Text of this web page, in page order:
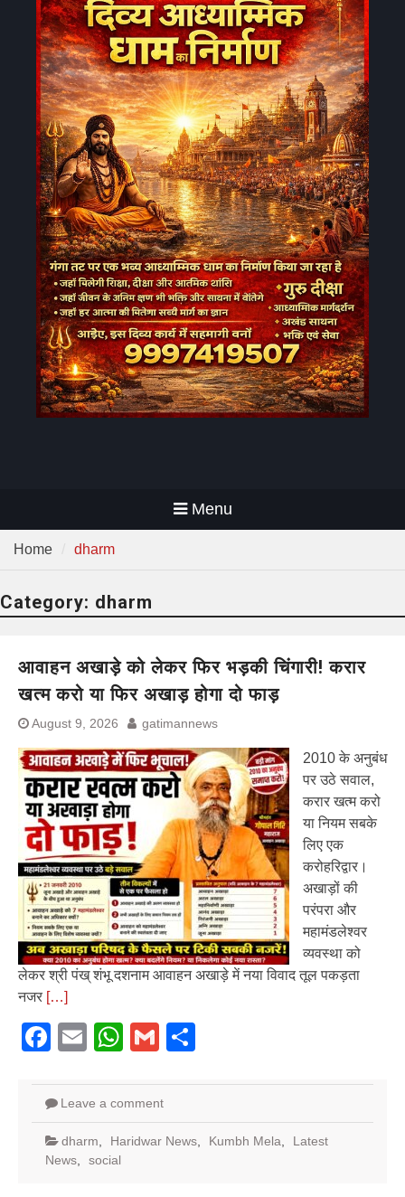
Menu
Home dharm
Category: dharm
आवाहन अखाड़े को लेकर फिर भड़की चिंगारी! करार
खत्म करो या फिर अखाड़ होगा दो फाड़
August 9, 2026 gatimannews
2010 के अनुबंध
पर उठे सवाल,
करार खत्म करो
या नियम सबके
लिए एक
करोहरिद्वार।
अखाड़ों की
परंपरा और
महामंडलेश्वर
व्यवस्था को
लेकर श्री पंख् शंभू दशनाम आवाहन अखाड़े में नया विवाद तूल पकड़ता
नजर […]
Facebook
EmailWhatsApp
Gmail
Leave a comment
dharm Haridwar News Kumbh Mela
Latest
News
social